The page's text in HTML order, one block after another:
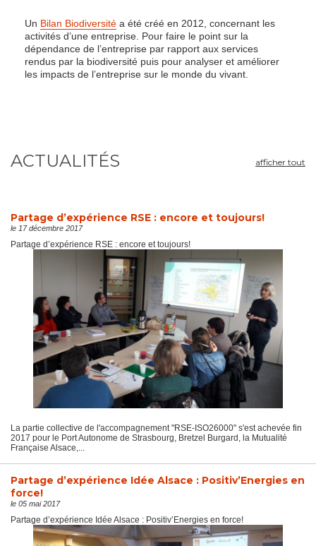
Un Bilan Biodiversité a été créé en 2012, concernant les
activités d’une entreprise. Pour faire le point sur la
dépendance de l’entreprise par rapport aux services
rendus par la biodiversité puis pour analyser et améliorer
les impacts de l’entreprise sur le monde du vivant.
ACTUALITÉS afficher tout
Partage d’expérience RSE : encore et toujours!
le 17 décembre 2017
Partage d’expérience RSE : encore et toujours!
La partie collective de l'accompagnement "RSE-ISO26000" s'est achevée fin
2017 pour le Port Autonome de Strasbourg, Bretzel Burgard, la Mutualité
Française Alsace,...
Partage d’expérience Idée Alsace : Positiv’Energies en
force!
le 05 mai 2017
Partage d’expérience Idée Alsace : Positiv’Energies en force!